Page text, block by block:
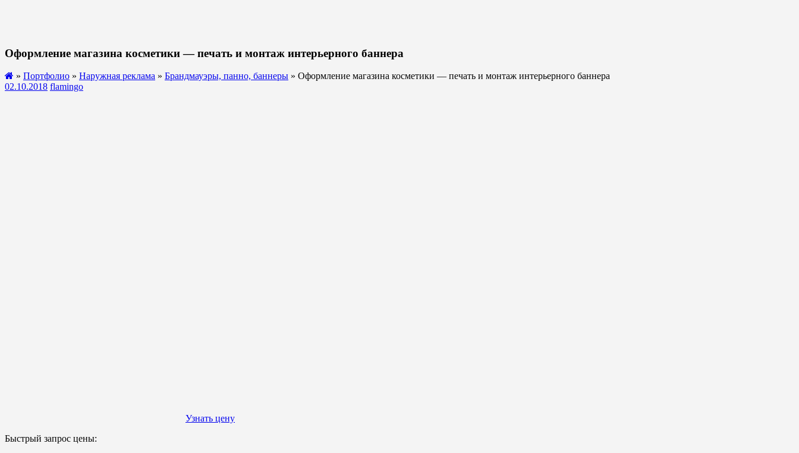
Оформление магазина косметики — печать и монтаж интерьерного баннера
» Портфолио » Наружная реклама » Брандмауэры, панно, баннеры » Оформление магазина косметики — печать и монтаж интерьерного баннера
02.10.2018 flamingo
Узнать цену
Быстрый запрос цены: